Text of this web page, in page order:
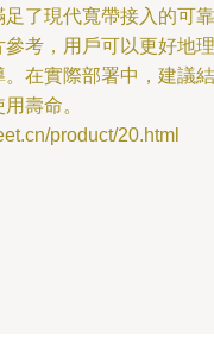
了現代寬帶接入的可靠
考，用戶可以更好地理
在實際部署中，建議結
壽命。
product/20.html